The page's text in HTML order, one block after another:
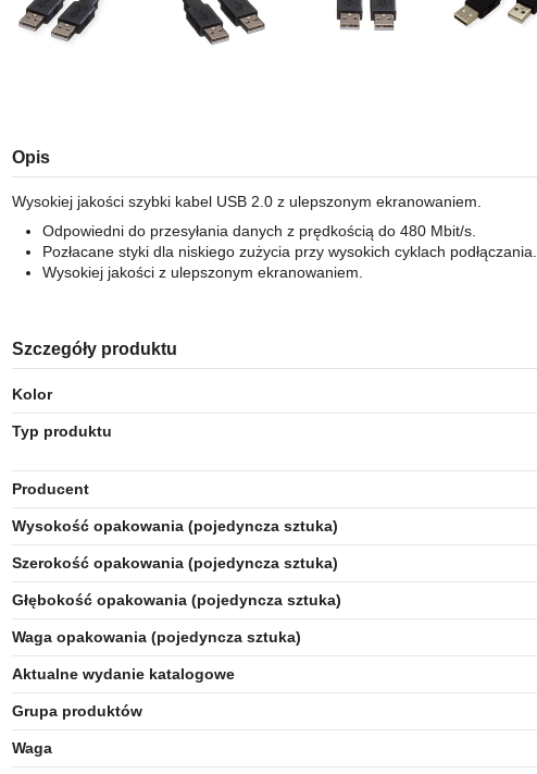
Opis
Wysokiej jakości szybki kabel USB 2.0 z ulepszonym ekranowaniem.
Odpowiedni do przesyłania danych z prędkością do 480 Mbit/s.
Pozłacane styki dla niskiego zużycia przy wysokich cyklach podłączania.
Wysokiej jakości z ulepszonym ekranowaniem.
Szczegóły produktu
Kolor
Typ produktu
Producent
Wysokość opakowania (pojedyncza sztuka)
Szerokość opakowania (pojedyncza sztuka)
Głębokość opakowania (pojedyncza sztuka)
Waga opakowania (pojedyncza sztuka)
Aktualne wydanie katalogowe
Grupa produktów
Waga